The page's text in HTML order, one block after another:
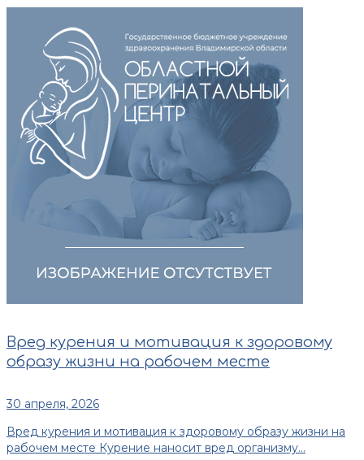
Вред курения и мотивация к здоровому
образу жизни на рабочем месте
30 апреля, 2026
Вред курения и мотивация к здоровому образу жизни на
рабочем месте Курение наносит вред организму...